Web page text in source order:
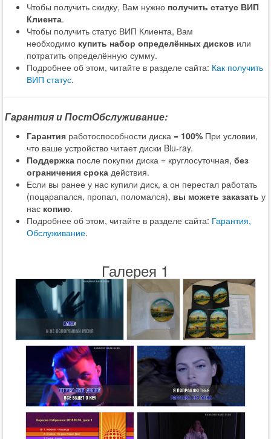
Чтобы получить скидку, Вам нужно получить статус ВИП
Клиента.
Чтобы получить статус ВИП Клиента, Вам
необходимо купить набор определённых дисков или
потратить определённую сумму.
Подробнее об этом, читайте в разделе сайта: Как получить
ВИП статус.
Гарантия и ПостОбслуживание:
Гарантия работоспособности диска = 100% При условии,
что ваше устройство читает диски Blu-ray.
Поддержка после покупки диска = круглосуточная, без
ограничения срока действия.
Если вы ранее у нас купили диск, а он перестал работать
(поцарапался, пропал, поломался), вы можете заказать у
нас копию.
Подробнее об этом, читайте в разделе сайта: Гарантия,
Обслуживание.
Галерея 1